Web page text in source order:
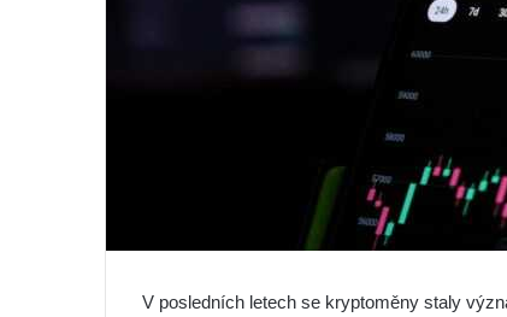
V posledních letech se kryptoměny staly